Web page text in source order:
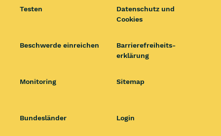
Testen
Beschwerde einreichen
Monitoring
Bundesländer
Datenschutz und
Cookies
Barrierefrei­heits­
erklärung
Sitemap
Login